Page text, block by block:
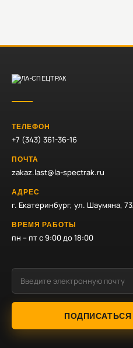
ТЕЛЕФОН
+7 (343) 361-36-16
ПОЧТА
zakaz.last@la-spectrak.ru
АДРЕС
г. Екатеринбург, ул. Шаумяна,
ВРЕМЯ РАБОТЫ
пн – пт с 9:00 до 18:00